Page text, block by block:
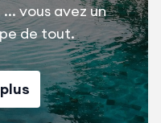
vous avez un
de tout.